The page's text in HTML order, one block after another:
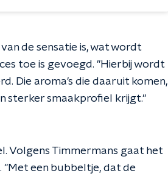
de sensatie is, wat wordt
toe is gevoegd. "Hierbij wordt
Die aroma's die daaruit komen,
sterker smaakprofiel krijgt."
Volgens Timmermans gaat het
"Met een bubbeltje, dat de